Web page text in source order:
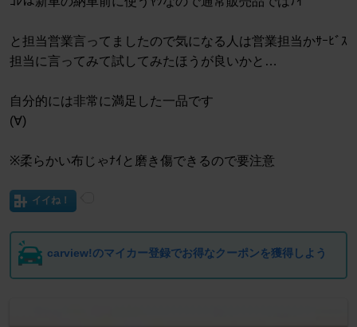
と担当営業言ってましたので気になる人は営業担当かｻｰﾋﾞｽ
担当に言ってみて試してみたほうが良いかと…
自分的には非常に満足した一品です
(∀)
※柔らかい布じゃﾅｲと磨き傷できるので要注意
イイね！
carview!のマイカー登録でお得なクーポンを獲得しよう